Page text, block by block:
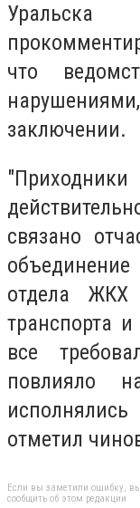
Уральска
что
заключении.
связано
отдела ЖКХ
транспорта
все
повлияло
отметил
Если вы заметили ошибку,
сообщить об этом редакции